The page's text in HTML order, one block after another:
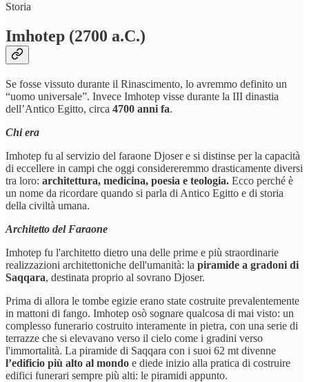
Storia
Imhotep (2700 a.C.)
Se fosse vissuto durante il Rinascimento, lo avremmo definito un
“uomo universale”. Invece Imhotep visse durante la III dinastia
dell’Antico Egitto, circa 4700 anni fa.
Chi era
Imhotep fu al servizio del faraone Djoser e si distinse per la capacità
di eccellere in campi che oggi considereremmo drasticamente diversi
tra loro: architettura, medicina, poesia e teologia. Ecco perché è
un nome da ricordare quando si parla di Antico Egitto e di storia
della civiltà umana.
Architetto del Faraone
Imhotep fu l'architetto dietro una delle prime e più straordinarie
realizzazioni architettoniche dell'umanità: la piramide a gradoni di
Saqqara, destinata proprio al sovrano Djoser.
Prima di allora le tombe egizie erano state costruite prevalentemente
in mattoni di fango. Imhotep osò sognare qualcosa di mai visto: un
complesso funerario costruito interamente in pietra, con una serie di
terrazze che si elevavano verso il cielo come i gradini verso
l'immortalità. La piramide di Saqqara con i suoi 62 mt divenne
l’edificio più alto al mondo e diede inizio alla pratica di costruire
edifici funerari sempre più alti: le piramidi appunto.